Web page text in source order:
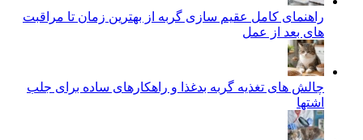
راهنمای کامل عقیم سازی گربه از بهترین زمان تا مراقبت‌
های بعد از عمل
چالش‌ های تغذیه گربه بدغذا و راهکارهای ساده برای جلب
اشتها